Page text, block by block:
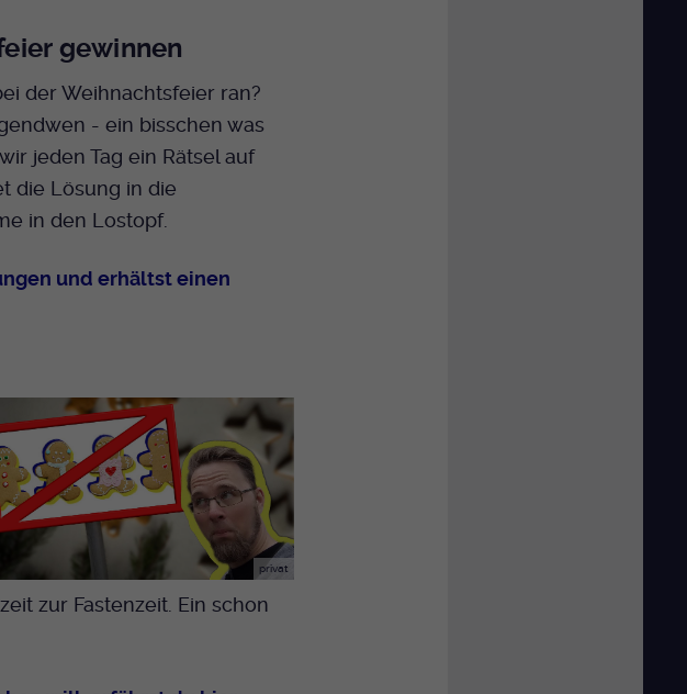
gewinnen
der Weihnachtsfeier ran?
- ein bisschen was
jeden Tag ein Rätsel auf
die Lösung in die
in den Lostopf.
und erhältst einen
privat
zur Fastenzeit. Ein schon
Cookies wird dieser
gelöscht.
Cookie Opt-In